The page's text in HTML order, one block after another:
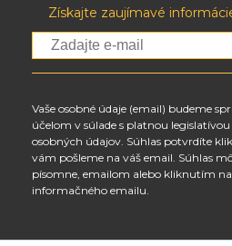
Získajte zaujímavé
Vaše osobné údaje (email) budeme
účelom v súlade s platnou
osobných údajov. Súhlas potvrdíte
vám pošleme na váš email. Súhlas
písomne, emailom alebo kliknutím
informačného emailu.